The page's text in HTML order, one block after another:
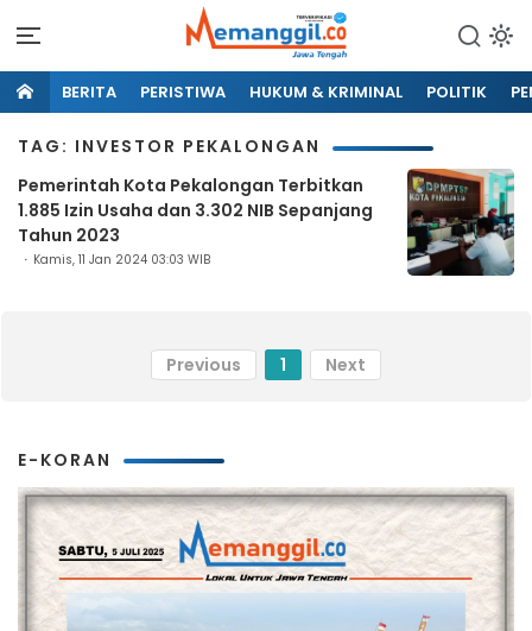
BERITA PERISTIWA HUKUM & KRIMINAL POLITIK
TAG: INVESTOR PEKALONGAN
Pemerintah Kota Pekalongan Terbitkan
1.885 Izin Usaha dan 3.302 NIB Sepanjang
Tahun 2023
Kamis, 11 Jan 2024 03:03 WIB
Previous 1 Next
E-KORAN